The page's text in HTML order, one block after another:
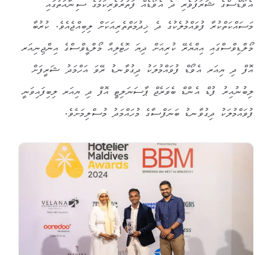
އެވޯޑްސްގެ ޝަރަފުވެރި ދެ އެވޯޑެއް ފަތުރުވެރިކަމުގެ ސިނާއަތުގައި
މަސައްކަތްކުރާ ފުވައްމުލެކުގެ ދެ ޚިދުމަތްތެރިއަކަށް ލިބިއްޖެއެވެ. ކުރުބާ
މޯލްޑިވްސްގައި އިއްޔެރޭ ކުރިއަށް ދިޔަ ހޮޓެލިއާ މޯލްޑީވްސްގެ އިންޖިނިއަރ
އޮފް ދި ޔިއަރ އެވޯޑް ފުވައްމުލަކު ދިގުވާނޑު ރޭވަ އަހްމަދު ޝަރީފަށް
ލިބުނުއިރު ފުޑް އެންޑް ބެވަރެޖް ޕާސަނަލިޓީ އޮފް ދި ޔިއަރ ލިބިފައިވަނީ
ފުވައްމުލަކު ދިގުވާނޑު ބަނަފްސާގެ މުހައްމަދު މުސްލިމަށެވެ.